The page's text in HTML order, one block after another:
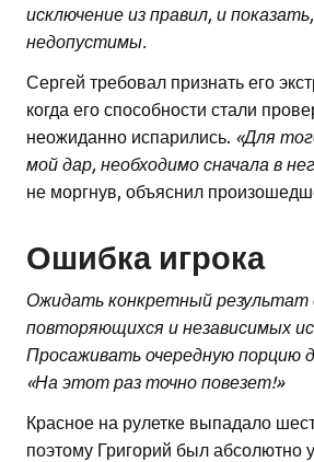
исключение из правил, и
недопустимы.
Сергей требовал признать его
когда его способности стали
неожиданно испарились. «Для
мой дар, необходимо сначала в
не моргнув, объяснил
Ошибка игрока
Ожидать конкретный результат
повторяющихся и независимых
Просаживать очередную порцию
«На этот раз точно повезет!»
Красное на рулетке выпадало
поэтому Григорий был абсолютно